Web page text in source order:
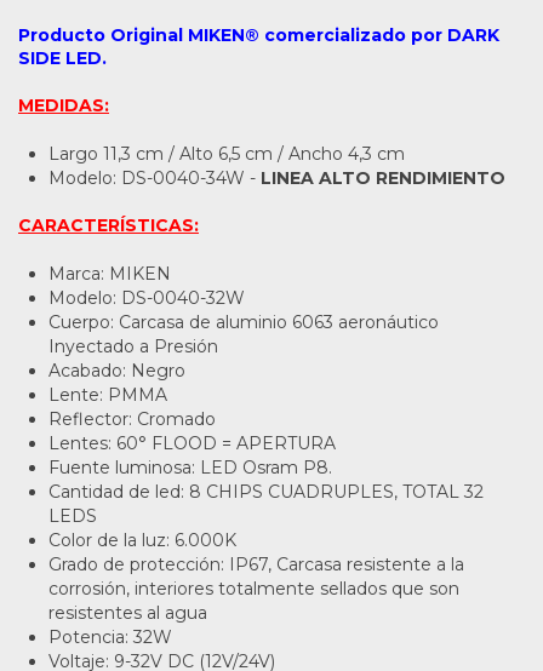
Producto Original MIKEN® comercializado por DARK
SIDE LED.
MEDIDAS:
Largo 11,3 cm / Alto 6,5 cm / Ancho 4,3 cm
Modelo: DS-0040-34W - LINEA ALTO RENDIMIENTO
CARACTERÍSTICAS:
Marca: MIKEN
Modelo: DS-0040-32W
Cuerpo: Carcasa de aluminio 6063 aeronáutico
Inyectado a Presión
Acabado: Negro
Lente: PMMA
Reflector: Cromado
Lentes: 60° FLOOD = APERTURA
Fuente luminosa: LED Osram P8.
Cantidad de led: 8 CHIPS CUADRUPLES, TOTAL 32
LEDS
Color de la luz: 6.000K
Grado de protección: IP67, Carcasa resistente a la
corrosión, interiores totalmente sellados que son
resistentes al agua
Potencia: 32W
Voltaje: 9-32V DC (12V/24V)